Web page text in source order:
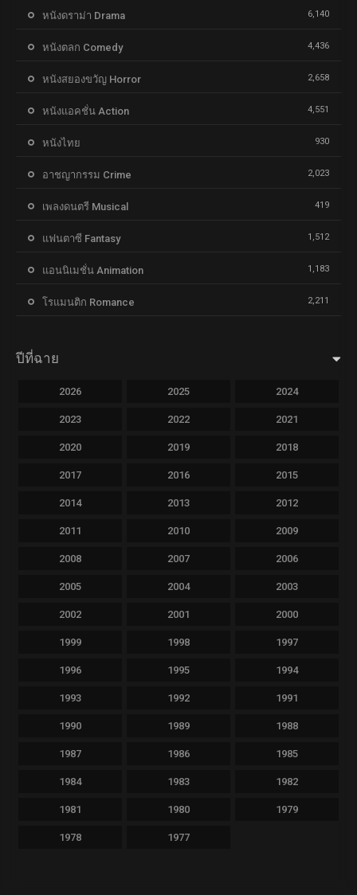
หนังดราม่า Drama 6,140
หนังตลก Comedy 4,436
หนังสยองขวัญ Horror 2,658
หนังแอคชั่น Action 4,551
หนังไทย 930
อาชญากรรม Crime 2,023
เพลงดนตรี Musical 419
แฟนตาซี Fantasy 1,512
แอนนิเมชั่น Animation 1,183
โรแมนติก Romance 2,211
ปีที่ฉาย
2026 2025 2024
2023 2022 2021
2020 2019 2018
2017 2016 2015
2014 2013 2012
2011 2010 2009
2008 2007 2006
2005 2004 2003
2002 2001 2000
1999 1998 1997
1996 1995 1994
1993 1992 1991
1990 1989 1988
1987 1986 1985
1984 1983 1982
1981 1980 1979
1978 1977